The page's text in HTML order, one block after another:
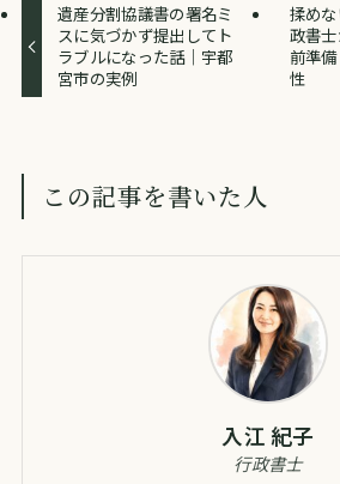
遺産分割協議書の署名ミ
スに気づかず提出してト
ラブルになった話｜宇都
宮市の実例
揉め
政書
前準
性
この記事を書いた人
入江 紀子
行政書士